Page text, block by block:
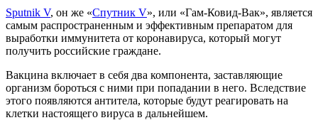
Sputnik V, он же «Спутник V», или «Гам-Ковид-Вак», является
самым распространенным и эффективным препаратом для
выработки иммунитета от коронавируса, который могут
получить российские граждане.
Вакцина включает в себя два компонента, заставляющие
организм бороться с ними при попадании в него. Вследствие
этого появляются антитела, которые будут реагировать на
клетки настоящего вируса в дальнейшем.